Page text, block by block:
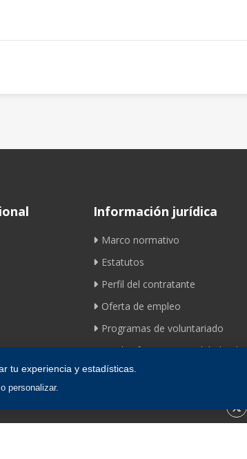
tu experiencia y estadísticas.
personalizar.
Información jurídica
Marco normativo
Estatutos
Perfil del contratante
Oferta de empleo
Programas de voluntariado
Ayudas fomento movilidad